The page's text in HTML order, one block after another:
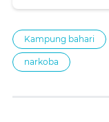
Kampung bahari
narkoba